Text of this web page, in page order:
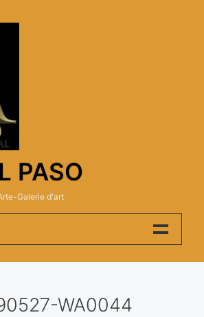
PASO
Galerie d'art
WA0044